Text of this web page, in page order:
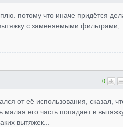
потому что иначе придётся
с заменяемыми фильтрами,
0
от её использования, сказал,
малая его часть попадает в
вытяжек...